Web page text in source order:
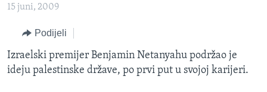
Idi
pretragu
SJEDINJENE AMERIČKE DRŽAVE
BOSNA I HERCEGOVINA
SVIJET
NAUKA I TEHNOLOGIJA
SPECIJALNI PROJEKTI
KORUPCIJA
SLOBODA MEDIJA
15 juni, 2009
Podijeli
Izraelski premijer Benjamin Netanyahu podržao je
ideju palestinske države, po prvi put u svojoj karijeri.